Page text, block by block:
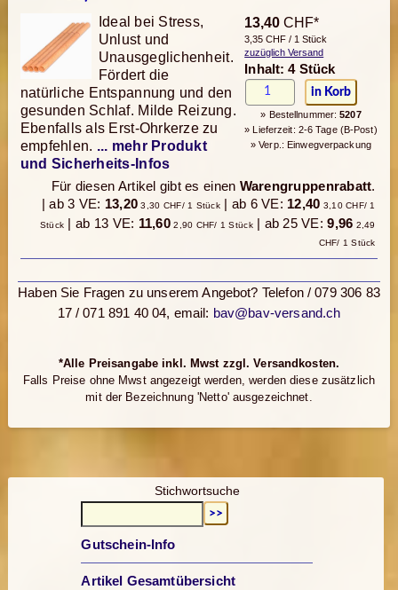
13,40 CHF*
3,35 CHF / 1 Stück
zuzüglich Versand
Inhalt: 4 Stück
» Bestellnummer:5207
» Lieferzeit: 2-6 Tage (B-Post)
» Verp.: Einwegverpackung
Ideal bei Stress,
Unlust und
Unausgeglichenheit.
Fördert die
natürliche Entspannung und den
gesunden Schlaf. Milde Reizung.
Ebenfalls als Erst-Ohrkerze zu
empfehlen. ... mehr Produkt
und Sicherheits-Infos
Für diesen Artikel gibt es einen Warengruppenrabatt.
| ab 3 VE: 13,20 3,30 CHF/ 1 Stück| ab 6 VE: 12,40 3,10 CHF/ 1
Stück
| ab 13 VE: 11,60 2,90 CHF/ 1 Stück| ab 25 VE:9,96 2,49
CHF/ 1 Stück
Haben Sie Fragen zu unserem Angebot? Telefon / 079 306 83
17 / 071 891 40 04, email: bav@bav-versand.ch
*Alle Preisangabe inkl. Mwst zzgl. Versandkosten.
Falls Preise ohne Mwst angezeigt werden, werden diese zusätzlich
mit der Bezeichnung 'Netto' ausgezeichnet.
Stichwortsuche
Gutschein-Info
Artikel Gesamtübersicht